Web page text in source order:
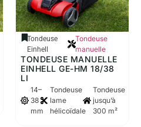
Tondeuse
Einhell
Tondeuse
manuelle
TONDEUSE MANUELLE
EINHELL GE-HM 18/38
LI
14–
38
mm
Tondeuse
lame
hélicoïdale
Tondeuse
jusqu’à
300 m²